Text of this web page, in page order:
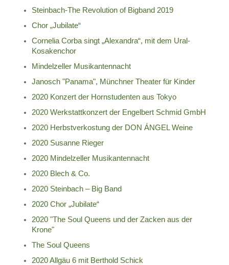
Steinbach-The Revolution of Bigband 2019
Chor „Jubilate“
Cornelia Corba singt „Alexandra“, mit dem Ural-
Kosakenchor
Mindelzeller Musikantennacht
Janosch "Panama", Münchner Theater für Kinder
2020 Konzert der Hornstudenten aus Tokyo
2020 Werkstattkonzert der Engelbert Schmid GmbH
2020 Herbstverkostung der DON ÁNGEL Weine
2020 Susanne Rieger
2020 Mindelzeller Musikantennacht
2020 Blech & Co.
2020 Steinbach – Big Band
2020 Chor „Jubilate“
2020 "The Soul Queens und der Zacken aus der
Krone"
The Soul Queens
2020 Allgäu 6 mit Berthold Schick